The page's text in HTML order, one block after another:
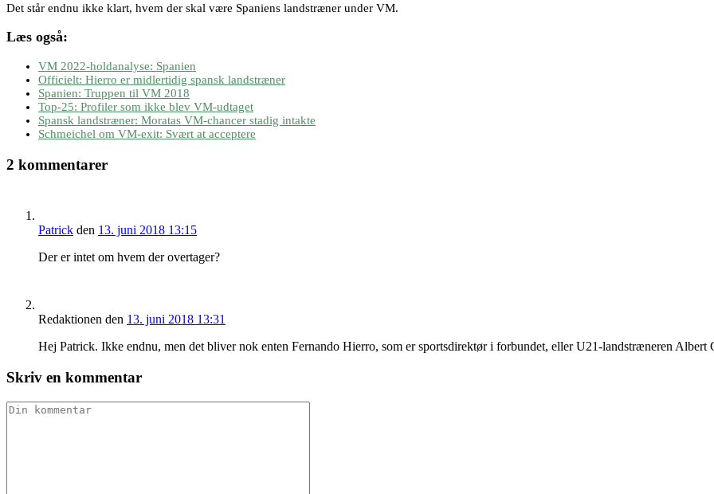
Det står endnu ikke klart, hvem der skal være Spaniens landstræner under VM.
Læs også:
VM 2022-holdanalyse: Spanien
Officielt: Hierro er midlertidig spansk landstræner
Spanien: Truppen til VM 2018
Top-25: Profiler som ikke blev VM-udtaget
Spansk landstræner: Moratas VM-chancer stadig intakte
Schmeichel om VM-exit: Svært at acceptere
2 kommentarer
Patrick den 13. juni 2018 13:15
Der er intet om hvem der overtager?
Redaktionen den 13. juni 2018 13:31
Hej Patrick. Ikke endnu, men det bliver nok enten Fernando Hierro, som er sportsdirektør i forbundet, eller U21-landstræneren Albert
Skriv en kommentar